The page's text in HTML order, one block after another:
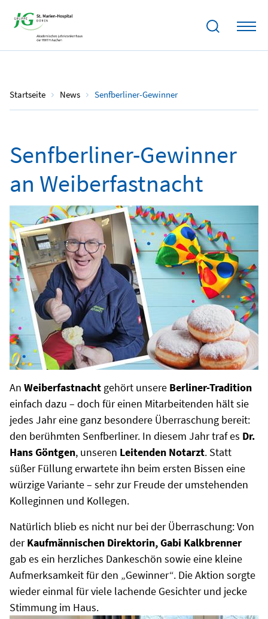
Startseite News Senfberliner-Gewinner
13.02.2026
Senfberliner-Gewinner
an Weiberfastnacht
An Weiberfastnacht gehört unsere Berliner-Tradition
einfach dazu – doch für einen Mitarbeitenden hält sie
jedes Jahr eine ganz besondere Überraschung bereit:
den berühmten Senfberliner. In diesem Jahr traf es Dr.
Hans Göntgen, unseren Leitenden Notarzt. Statt
süßer Füllung erwartete ihn beim ersten Bissen eine
würzige Variante – sehr zur Freude der umstehenden
Kolleginnen und Kollegen.
Natürlich blieb es nicht nur bei der Überraschung: Von
derKaufmännischen Direktorin, Gabi Kalkbrenner
gab es ein herzliches Dankeschön sowie eine kleine
Aufmerksamkeit für den „Gewinner“. Die Aktion sorgte
wieder einmal für viele lachende Gesichter und jecke
Stimmung im Haus.